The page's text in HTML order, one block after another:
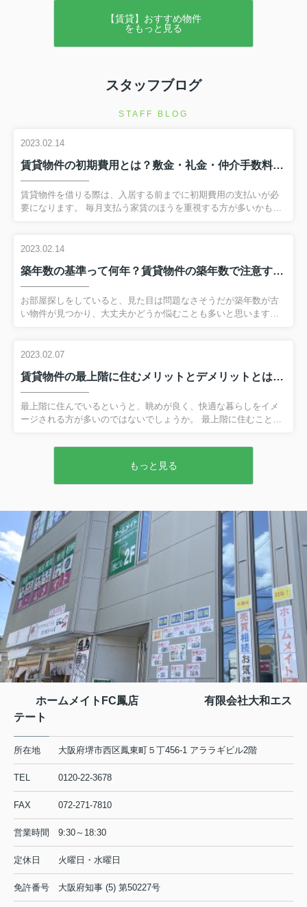
【賃貸】おすすめ物件
をもっと見る
スタッフブログ
STAFF BLOG
2023.02.14
賃貸物件の初期費用とは？敷金・礼金・仲介手数料について解説！
賃貸物件を借りる際は、入居する前までに初期費用の支払いが必
要になります。 毎月支払う家賃のほうを重視する方が多いかもし
方に向けて、主な初期費用である敷金・礼金・仲介手数料につい
用「敷金」とは？相場はどのくらい？ 敷金とは、賃貸物件を借り
る際に貸主へ預けておくお金のことです。 借主が家賃を滞納して
しまったり、退去時に原状回復の必要が出てしまったりすると敷
金から充当されます。 そのため家賃を滞納もなく、部屋をきれい
2023.02.14
築年数の基準って何年？賃貸物件の築年数で注意すべきポイントとは
お部屋探しをしていると、見た目は問題なさそうだが築年数が古
い物件が見つかり、大丈夫かどうか悩むことも多いと思います。
の築年数基準：築古の場合 一般的に「築30年以上」の物件を、築
こなわれている物件も多く、見た目には築浅や新築のように見え
るものもあります。 また築浅や新築よりも家賃が安い傾向にあ
り、好立地でも比較的安価な物件に住める場合も多いです。 その
ためコストパフォーマンスを重視される方には向いているといえ
2023.02.07
賃貸物件の最上階に住むメリットとデメリットとは？暑さ対策も解説！
最上階に住んでいるというと、眺めが良く、快適な暮らしをイメ
ージされる方が多いのではないでしょうか。 最上階に住むことは
あります。 そこで今回は、賃貸物件の最上階に住むメリットとデ
はこちら賃貸物件の最上階に住むメリットとは 最上階に住む最大
のメリットといえば、やはり開放感があることでしょう。 周辺の
線も気にせずに済みます。 さらに日当たりも良く、風通しも良い
です。 低層階に比較すると空き巣被害の件数も少なく、防犯性
も...
もっと見る
ホームメイトFC鳳店 有限会社大和エス
テート
所在地 大阪府堺市西区鳳東町５丁456-1 アララギビル2階
TEL 0120-22-3678
FAX 072-271-7810
営業時間 9:30～18:30
定休日 火曜日・水曜日
免許番号 大阪府知事 (5) 第50227号